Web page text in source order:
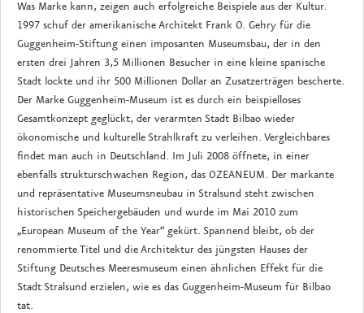
Was Marke kann, zeigen auch erfolgreiche Beispiele aus der Kultur.
1997 schuf der amerikanische Architekt Frank O. Gehry für die
Guggenheim-Stiftung einen imposanten Museumsbau, der in den
ersten drei Jahren 3,5 Millionen Besucher in eine kleine spanische
Stadt lockte und ihr 500 Millionen Dollar an Zusatzerträgen bescherte.
Der Marke Guggenheim-Museum ist es durch ein beispielloses
Gesamtkonzept geglückt, der verarmten Stadt Bilbao wieder
ökonomische und kulturelle Strahlkraft zu verleihen. Vergleichbares
findet man auch in Deutschland. Im Juli 2008 öffnete, in einer
ebenfalls strukturschwachen Region, das OZEANEUM. Der markante
und repräsentative Museumsneubau in Stralsund steht zwischen
historischen Speichergebäuden und wurde im Mai 2010 zum
„European Museum of the Year“ gekürt. Spannend bleibt, ob der
renommierte Titel und die Architektur des jüngsten Hauses der
Stiftung Deutsches Meeresmuseum einen ähnlichen Effekt für die
Stadt Stralsund erzielen, wie es das Guggenheim-Museum für Bilbao
tat.